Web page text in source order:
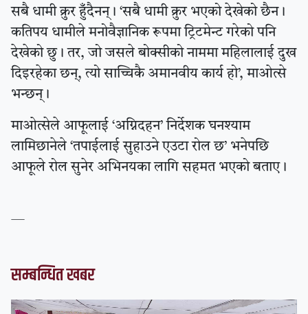
सबै धामी क्रुर हुँदैनन् । ‘सबै धामी क्रुर भएको देखेको छैन ।
कतिपय धामीले मनोवैज्ञानिक रूपमा ट्रिटमेन्ट गरेको पनि
देखेको छु । तर, जो जसले बोक्सीको नाममा महिलालाई दुख
दिइरहेका छन्, त्यो साच्चिकै अमानवीय कार्य हो’, माओत्से
भन्छन् ।
माओत्सेले आफूलाई ‘अग्निदहन’ निर्देशक घनश्याम
लामिछानेले ‘तपाईलाई सुहाउने एउटा रोल छ’ भनेपछि
आफूले रोल सुनेर अभिनयका लागि सहमत भएको बताए ।
—
सम्बन्धित खबर